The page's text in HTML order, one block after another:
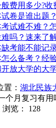
费用多少?收
卷是谁出题
试难不难？
吗？速来了解
考能不能记
么备考？经
放大学的大
置： 湖北民族
月复习有用
浏览： 128